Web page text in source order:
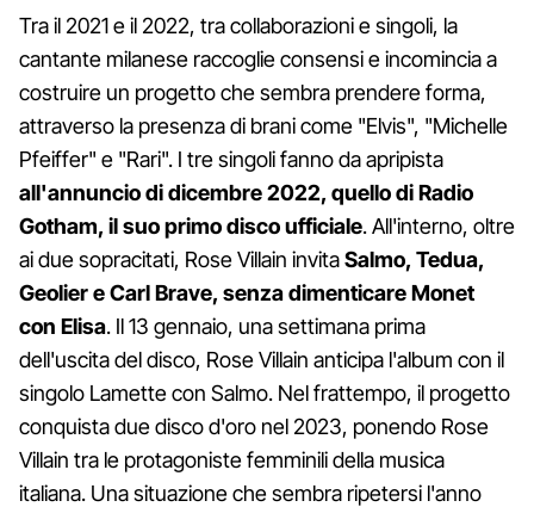
Tra il 2021 e il 2022, tra collaborazioni e singoli, la
cantante milanese raccoglie consensi e incomincia a
costruire un progetto che sembra prendere forma,
attraverso la presenza di brani come "Elvis", "Michelle
Pfeiffer" e "Rari". I tre singoli fanno da apripista
all'annuncio di dicembre 2022, quello di Radio
Gotham, il suo primo disco ufficiale. All'interno, oltre
ai due sopracitati, Rose Villain invitaSalmo, Tedua,
Geolier e Carl Brave, senza dimenticare Monet
con Elisa. Il 13 gennaio, una settimana prima
dell'uscita del disco, Rose Villain anticipa l'album con il
singolo Lamette con Salmo. Nel frattempo, il progetto
conquista due disco d'oro nel 2023, ponendo Rose
Villain tra le protagoniste femminili della musica
italiana. Una situazione che sembra ripetersi l'anno